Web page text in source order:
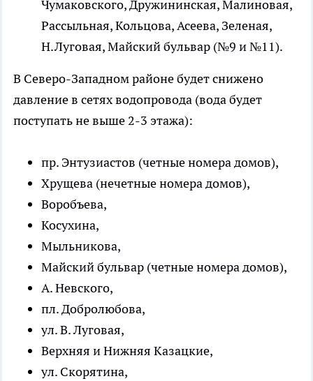
Чумаковского, Дружининская, Малиновая,
Рассыльная, Кольцова, Асеева, Зеленая,
Н.Луговая, Майский бульвар (№9 и №11).
В Северо-Западном районе будет снижено
давление в сетях водопровода (вода будет
поступать не выше 2-3 этажа):
пр. Энтузиастов (четные номера домов),
Хрущева (нечетные номера домов),
Воробъева,
Косухина,
Мыльникова,
Майский бульвар (четные номера домов),
А. Невского,
пл. Добролюбова,
ул. В. Луговая,
Верхняя и Нижняя Казацкие,
ул. Скорятина,